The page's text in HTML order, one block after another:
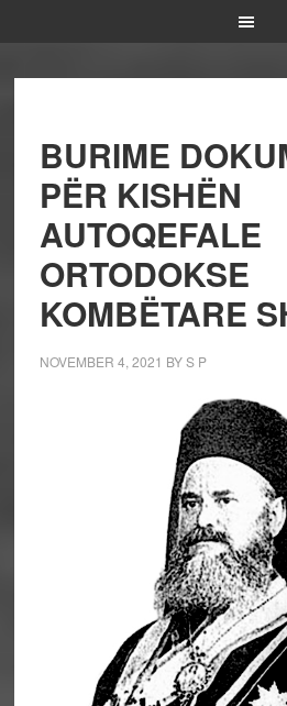
BURIME
PËR KISHËN
AUTOQEFALE
ORTODOKSE
KOMBËTARE
NOVEMBER 4, 2021 BYS P